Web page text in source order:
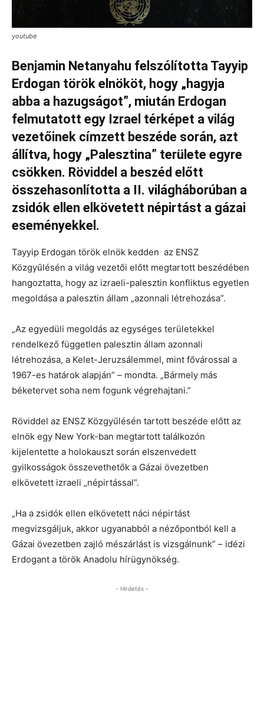
youtube
Benjamin Netanyahu felszólította Tayyip
Erdogan török ​​elnököt, hogy „hagyja
abba a hazugságot”, miután Erdogan
felmutatott egy Izrael térképet a világ
vezetőinek címzett beszéde során, azt
állítva, hogy „Palesztina” területe egyre
csökken. Röviddel a beszéd előtt
összehasonlította a II. világháborúban a
zsidók ellen elkövetett népirtást a gázai
eseményekkel.
Tayyip Erdogan török ​​elnök kedden az ENSZ
Közgyűlésén a világ vezetői előtt megtartott beszédében
hangoztatta, hogy az izraeli-palesztin konfliktus egyetlen
megoldása a palesztin állam „azonnali létrehozása”.
„Az egyedüli megoldás az egységes területekkel
rendelkező független palesztin állam azonnali
létrehozása, a Kelet-Jeruzsálemmel, mint fővárossal a
1967-es határok alapján” – mondta. „Bármely más
béketervet soha nem fogunk végrehajtani.”
Röviddel az ENSZ Közgyűlésén tartott beszéde előtt az
elnök egy New York-ban megtartott találkozón
kijelentette a holokauszt során elszenvedett
gyilkosságok összevethetők a Gázai övezetben
elkövetett izraeli „népirtással”.
„Ha a zsidók ellen elkövetett náci népirtást
megvizsgáljuk, akkor ugyanabból a nézőpontból kell a
Gázai övezetben zajló mészárlást is vizsgálnunk” – idézi
Erdogant a török ​​Anadolu hírügynökség.
- Hirdetés -